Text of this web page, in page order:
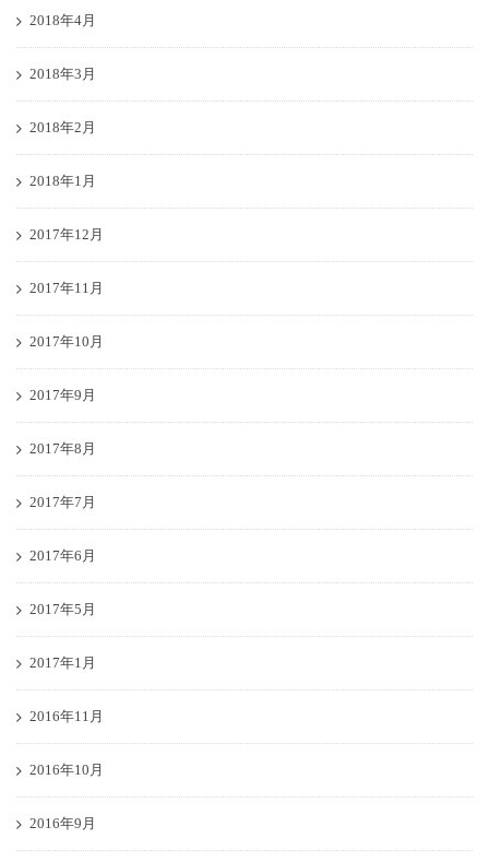
2018年4月
2018年3月
2018年2月
2018年1月
2017年12月
2017年11月
2017年10月
2017年9月
2017年8月
2017年7月
2017年6月
2017年5月
2017年1月
2016年11月
2016年10月
2016年9月